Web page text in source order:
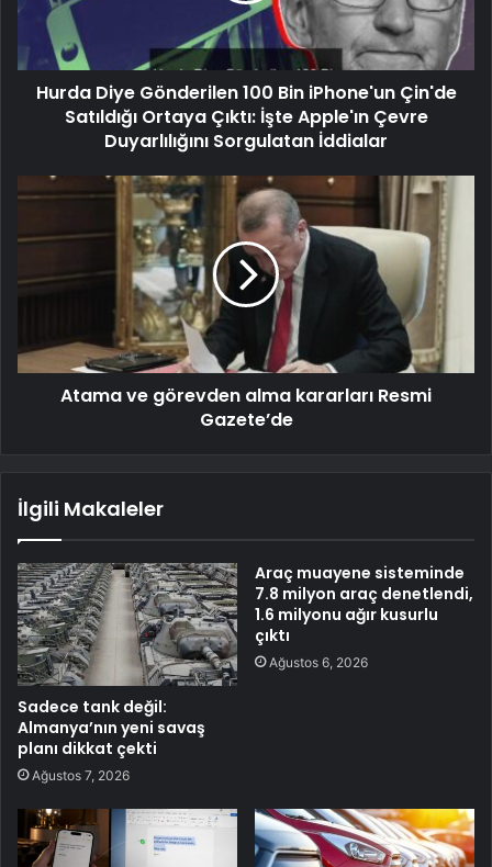
Hurda Diye Gönderilen 100 Bin iPhone'un Çin'de
Satıldığı Ortaya Çıktı: İşte Apple'ın Çevre
Duyarlılığını Sorgulatan İddialar
Atama ve görevden alma kararları Resmi
Gazete’de
İlgili Makaleler
Sadece tank değil:
Almanya’nın yeni savaş
planı dikkat çekti
Ağustos 7, 2026
Araç muayene sisteminde
7.8 milyon araç denetlendi,
1.6 milyonu ağır kusurlu
çıktı
Ağustos 6, 2026